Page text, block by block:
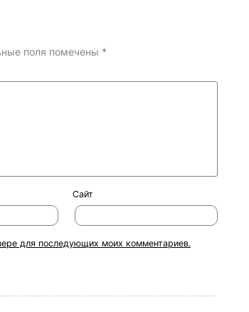
поля помечены *
Сайт
для последующих моих комментариев.